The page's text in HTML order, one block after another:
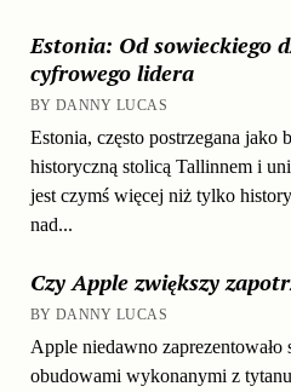
Estonia: Od sowieckiego
cyfrowego lidera
BY DANNY LUCAS
Estonia, często postrzegana jako
historyczną stolicą Tallinnem i
jest czymś więcej niż tylko
nad...
Czy Apple zwiększy
BY DANNY LUCAS
Apple niedawno zaprezentowało
obudowami wykonanymi z